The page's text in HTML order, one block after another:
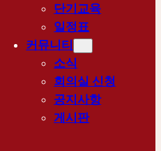
단기교육
일정표
커뮤니티
소식
회의실 신청
공지사항
게시판